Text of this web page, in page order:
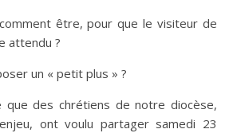
attendu ?
un « petit plus » ?
que des chrétiens de notre diocèse,
ont voulu partager samedi 23